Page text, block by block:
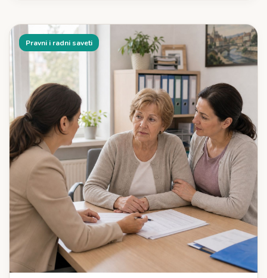
Pravni i radni saveti